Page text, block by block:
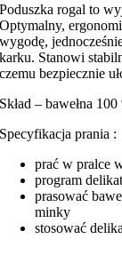
Poduszka rogal to
Optymalny,
wygodę,
karku. Stanowi
czemu bezpiecznie
Skład – bawełna
Specyfikacja prania :
prać w pralce
program
prasować
minky
stosować